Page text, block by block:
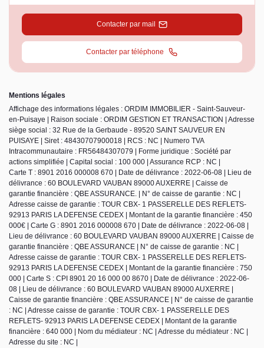
Contacter par mail
Contacter par téléphone
Mentions légales
Affichage des informations légales : ORDIM IMMOBILIER - Saint-Sauveur-
en-Puisaye | Raison sociale : ORDIM GESTION ET TRANSACTION | Adresse
siège social : 32 Rue de la Gerbaude - 89520 SAINT SAUVEUR EN
PUISAYE | Siret : 48430707900018 | RCS : NC | Numero TVA
Intracommunautaire : FR56484307079 | Forme juridique : Société par
actions simplifiée | Capital social : 100 000 | Assurance RCP : NC |
Carte T : 8901 2016 000008 670 | Date de délivrance : 2022-06-08 | Lieu de
délivrance : 60 BOULEVARD VAUBAN 89000 AUXERRE | Caisse de
garantie financière : QBE ASSURANCE. | N° de caisse de garantie : NC |
Adresse caisse de garantie : TOUR CBX- 1 PASSERELLE DES REFLETS-
92913 PARIS LA DEFENSE CEDEX | Montant de la garantie financière : 450
000€ | Carte G : 8901 2016 000008 670 | Date de délivrance : 2022-06-08 |
Lieu de délivrance : 60 BOULEVARD VAUBAN 89000 AUXERRE | Caisse de
garantie financière : QBE ASSURANCE | N° de caisse de garantie : NC |
Adresse caisse de garantie : TOUR CBX- 1 PASSERELLE DES REFLETS-
92913 PARIS LA DEFENSE CEDEX | Montant de la garantie financière : 750
000 | Carte S : CPI 8901 20 16 000 00 8670 | Date de délivrance : 2022-06-
08 | Lieu de délivrance : 60 BOULEVARD VAUBAN 89000 AUXERRE |
Caisse de garantie financière : QBE ASSURANCE | N° de caisse de garantie
: NC | Adresse caisse de garantie : TOUR CBX- 1 PASSERELLE DES
REFLETS- 92913 PARIS LA DEFENSE CEDEX | Montant de la garantie
financière : 640 000 | Nom du médiateur : NC | Adresse du médiateur : NC |
Adresse du site : NC |